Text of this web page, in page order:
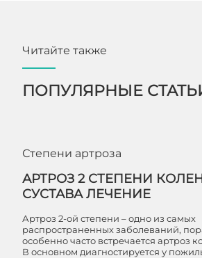
Читайте также
ПОПУЛЯРНЫЕ
Степени артроза
АРТРОЗ 2 СТЕПЕНИ
СУСТАВА ЛЕЧЕНИЕ
Артроз 2-ой степени – одно из самых
распространенных заболеваний,
особенно часто встречается артроз
В основном диагностируется у